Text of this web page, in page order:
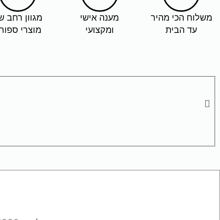
משלוח הכי מהיר
עד הבית
מענה אישי
ומקצועי
מגוון רחב
מוצרי